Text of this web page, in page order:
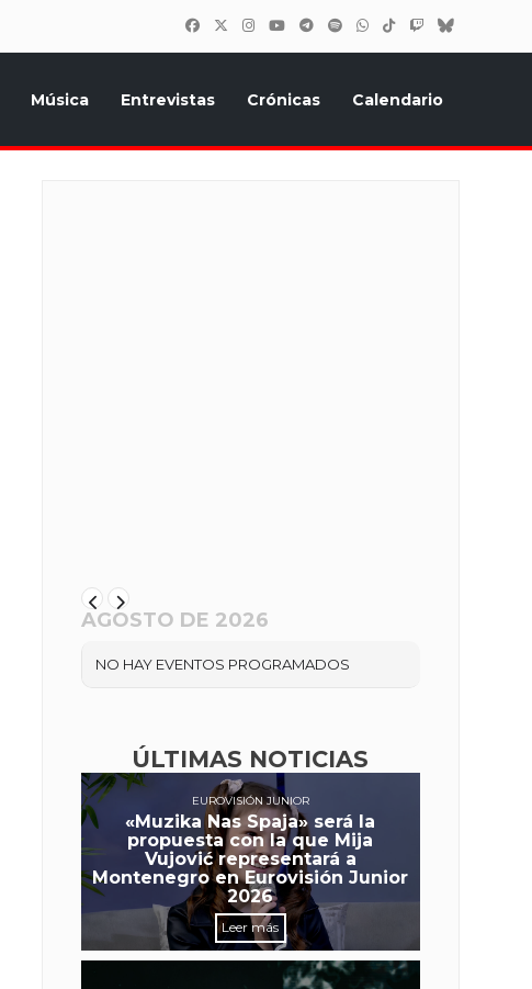
Música Entrevistas Crónicas Calendario
AGOSTO DE 2026
NO HAY EVENTOS PROGRAMADOS
ÚLTIMAS NOTICIAS
EUROVISIÓN JUNIOR
«Muzika Nas Spaja» será la
propuesta con la que Mija
Vujović representará a
Montenegro en Eurovisión Junior
2026
Leer más